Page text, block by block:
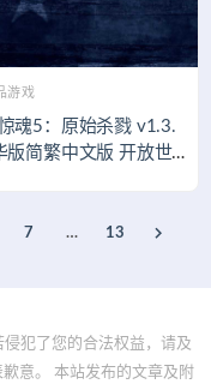
游戏
魂5：原始杀戮 v1.3.
版简繁中文版 开放世
7 … 13
犯了您的合法权益，请及
意。 本站发布的文章及附